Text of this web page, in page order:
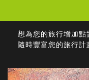
想為您的旅行增加點
隨時豐富您的旅行計